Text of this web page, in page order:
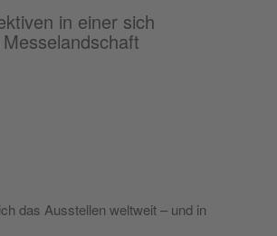
in einer sich
das Ausstellen weltweit – und in